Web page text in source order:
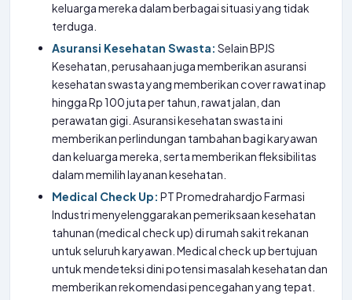
keluarga mereka dalam berbagai situasi yang tidak
terduga.
Asuransi Kesehatan Swasta: Selain BPJS
Kesehatan, perusahaan juga memberikan asuransi
kesehatan swasta yang memberikan cover rawat inap
hingga Rp 100 juta per tahun, rawat jalan, dan
perawatan gigi. Asuransi kesehatan swasta ini
memberikan perlindungan tambahan bagi karyawan
dan keluarga mereka, serta memberikan fleksibilitas
dalam memilih layanan kesehatan.
Medical Check Up: PT Promedrahardjo Farmasi
Industri menyelenggarakan pemeriksaan kesehatan
tahunan (medical check up) di rumah sakit rekanan
untuk seluruh karyawan. Medical check up bertujuan
untuk mendeteksi dini potensi masalah kesehatan dan
memberikan rekomendasi pencegahan yang tepat.